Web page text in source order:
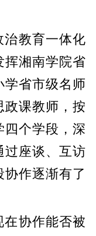
治教育一体化
挥湘南学院省
学省市级名师
政课教师，按
四个学段，深
过座谈、互访
作逐渐有了
在协作能否被